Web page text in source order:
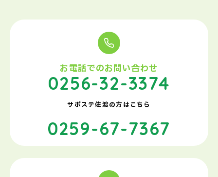
お電話でのお問い合わせ
0256-32-3374
サポステ佐渡の方はこちら
0259-67-7367